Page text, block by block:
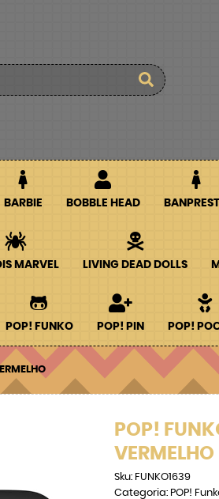
BARBIE BOBBLE HEAD
MARVEL LIVING DEAD DOLLS
POP! FUNKO POP! PIN POP!
POP!
VERMELHO
Sku: FUNKO1639
Categoria: POP!